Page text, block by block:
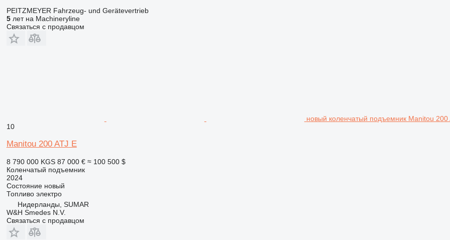
PEITZMEYER Fahrzeug- und Gerätevertrieb
5лет на Machineryline
Связаться с продавцом
новый коленчатый подъемник Manitou 200
10
Manitou 200 ATJ E
8 790 000 KGS 87 000 € ≈ 100 500 $
Коленчатый подъемник
2024
Состояниеновый
Топливо электро
Нидерланды, SUMAR
W&H Smedes N.V.
Связаться с продавцом